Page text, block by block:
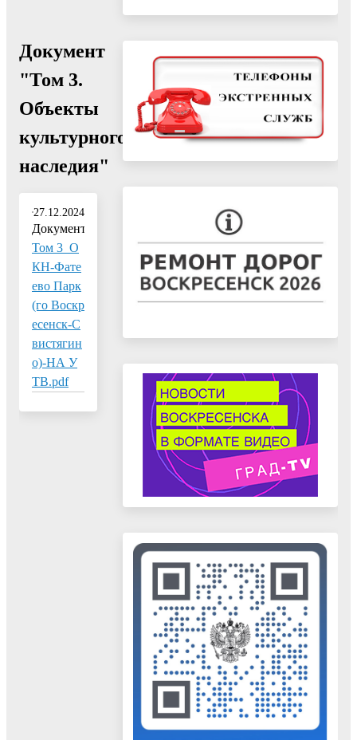
Документ
"Том 3.
Объекты
культурного
наследия"
27.12.2024
Документ:
Том 3_О
КН-Фате
ево Парк
(го Воскр
есенск-С
вистягин
о)-НА У
ТВ.pdf